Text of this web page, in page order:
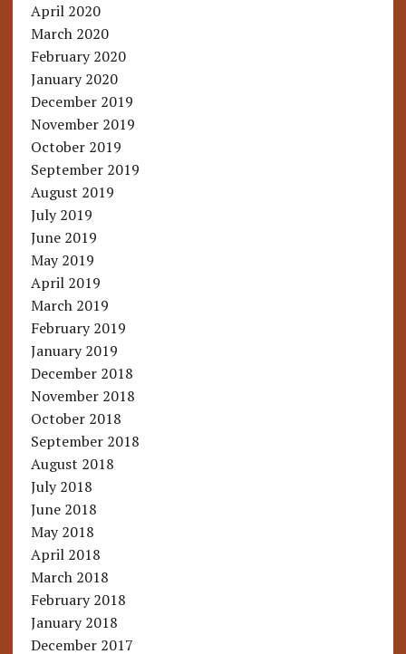
April 2020
March 2020
February 2020
January 2020
December 2019
November 2019
October 2019
September 2019
August 2019
July 2019
June 2019
May 2019
April 2019
March 2019
February 2019
January 2019
December 2018
November 2018
October 2018
September 2018
August 2018
July 2018
June 2018
May 2018
April 2018
March 2018
February 2018
January 2018
December 2017